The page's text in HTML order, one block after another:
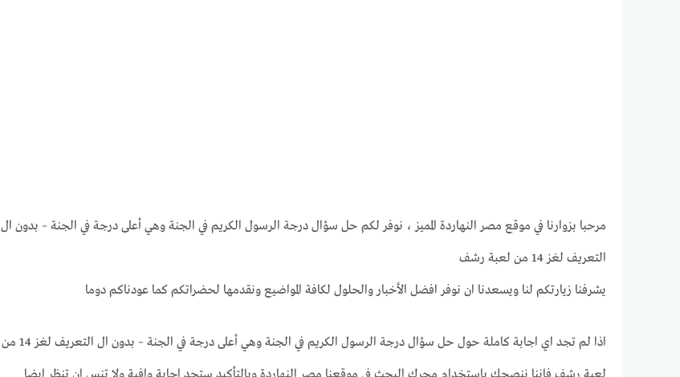
مرحبا بزوارنا في موقع مصر النهاردة المميز ، نوفر لكم حل سؤال درجة الرسول الكريم في الجنة وهي أعلى درجة في الجنة – بدون ال
التعريف لغز 14 من لعبة رشف
يشرفنا زيارتكم لنا ويسعدنا ان نوفر افضل الأخبار والحلول لكافة المواضيع ونقدمها لحضراتكم كما عودناكم دوما
اذا لم تجد اي اجابة كاملة حول حل سؤال درجة الرسول الكريم في الجنة وهي أعلى درجة في الجنة – بدون ال التعريف لغز 14 من